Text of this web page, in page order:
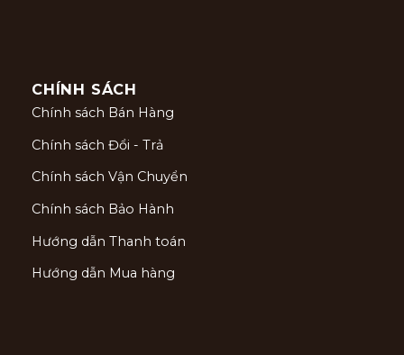
CHÍNH SÁCH
Chính sách Bán Hàng
Chính sách Đổi - Trả
Chính sách Vận Chuyển
Chính sách Bảo Hành
Hướng dẫn Thanh toán
Hướng dẫn Mua hàng